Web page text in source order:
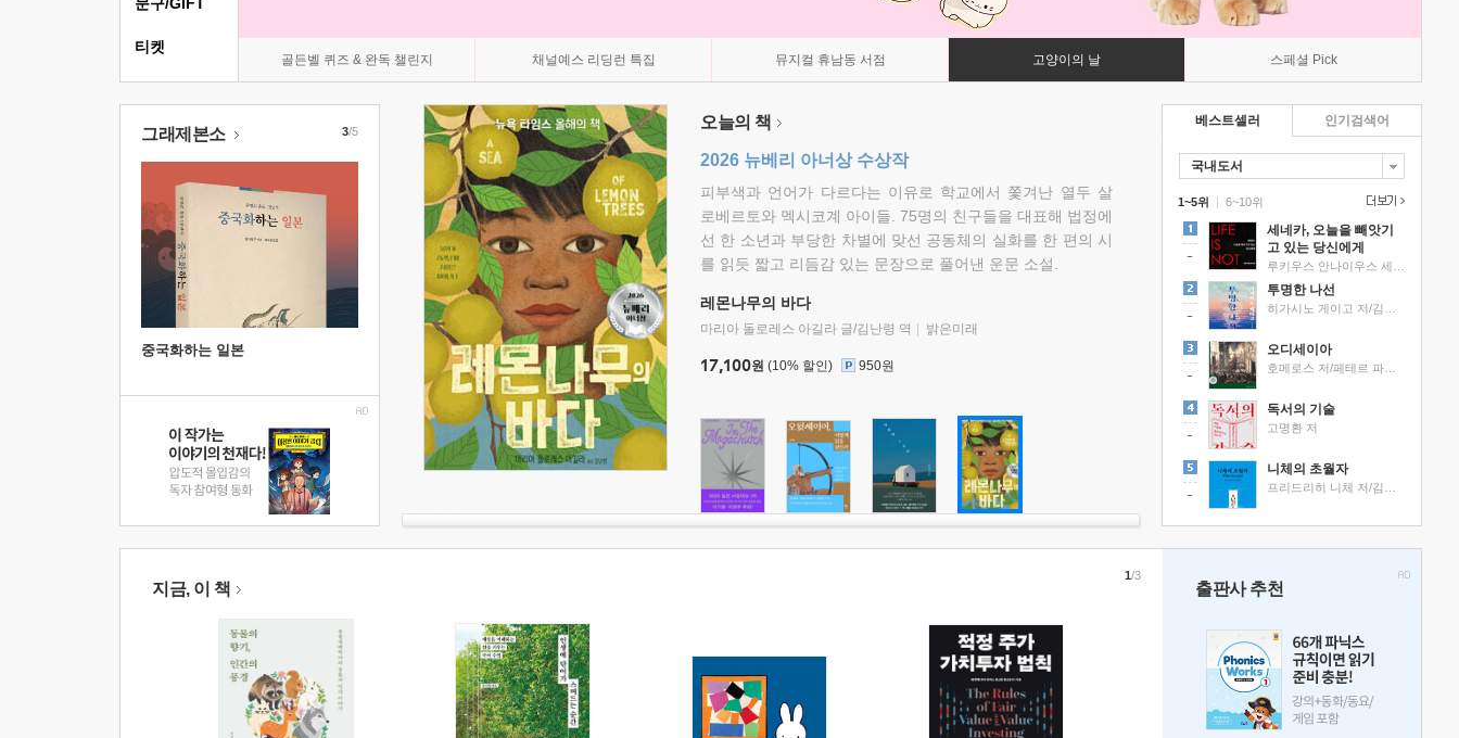
골든벨 퀴즈 & 완독 챌린지 채널예스 리딩런 특집 뮤지컬 휴남동 서점 고양이의 날 스페셜 Pick
티켓
그래제본소
중국화하는 일본
3/5 오늘의 책
2026 뉴베리 아너상 수상작
피부색과 언어가 다르다는 이유로 학교에서 쫓겨난 열두 살
로베르토와 멕시코계 아이들. 75명의 친구들을 대표해 법정에
선 한 소년과 부당한 차별에 맞선 공동체의 실화를 한 편의 시
를 읽듯 짧고 리듬감 있는 문장으로 풀어낸 운문 소설.
레몬나무의 바다
마리아 돌로레스 아길라 글/김난령 역 밝은미래
17,100원 (10% 할인) 950원
베스트셀러
국내도서
1~5위 |
세네카, 오늘을 빼앗기
고 있는 당신에게
투명한 나선
오디세이아
독서의 기술
고명환 저
니체의 초월자
6~10위
인기검색어
지금, 이 책
1/3
출판사 추천